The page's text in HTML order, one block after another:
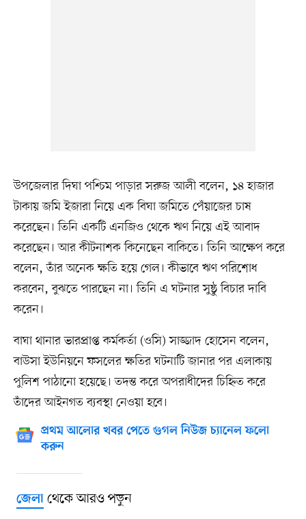
উপজেলার দিঘা পশ্চিম পাড়ার সরুজ আলী বলেন, ১৪ হাজার
টাকায় জমি ইজারা নিয়ে এক বিঘা জমিতে পেঁয়াজের চাষ
করেছেন। তিনি একটি এনজিও থেকে ঋণ নিয়ে এই আবাদ
করেছেন। আর কীটনাশক কিনেছেন বাকিতে। তিনি আক্ষেপ করে
বলেন, তাঁর অনেক ক্ষতি হয়ে গেল। কীভাবে ঋণ পরিশোধ
করবেন, বুঝতে পারছেন না। তিনি এ ঘটনার সুষ্ঠু বিচার দাবি
করেন।
বাঘা থানার ভারপ্রাপ্ত কর্মকর্তা (ওসি) সাজ্জাদ হোসেন বলেন,
বাউসা ইউনিয়নে ফসলের ক্ষতির ঘটনাটি জানার পর এলাকায়
পুলিশ পাঠানো হয়েছে। তদন্ত করে অপরাধীদের চিহ্নিত করে
তাঁদের আইনগত ব্যবস্থা নেওয়া হবে।
প্রথম আলোর খবর পেতে গুগল নিউজ চ্যানেল ফলো
করুন
জেলাথেকে আরও পড়ুন